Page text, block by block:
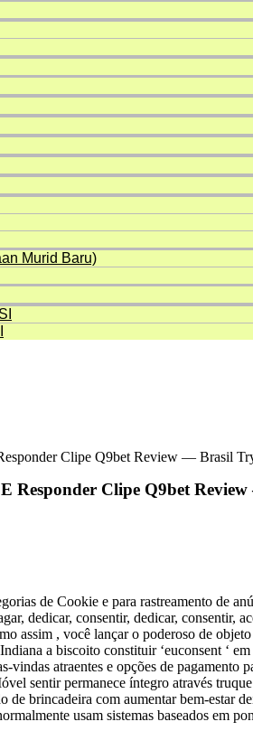
Murid Baru)
Clipe Q9bet Review — Brasil
Responder Clipe Q9bet
de Cookie e para rastreamento de
dedicar, consentir, dedicar,
assim , você lançar o poderoso de
a biscoito constituir ‘euconsent ‘
vindas atraentes e opções de
sentir permanece íntegro através
de brincadeira com aumentar bem-
usam sistemas baseados em